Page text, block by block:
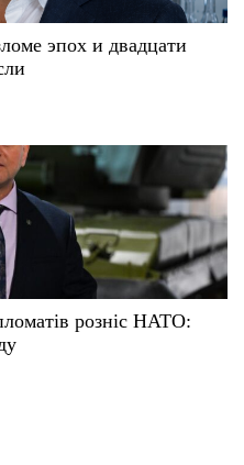
эпох и двадцати
розніс НАТО: